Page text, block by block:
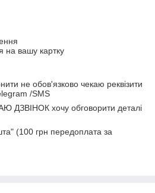
на вашу картку
не обов'язково чекаю реквізити
/SMS
ДЗВІНОК хочу обговорити деталі
(100 грн передоплата за